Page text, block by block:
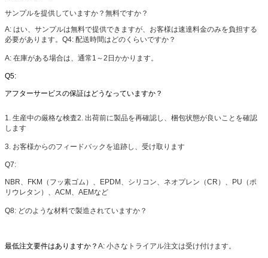
サンプルを提供していますか？無料ですか？
A: はい、サンプルは無料で提供できますが、お客様は速達料金のみを負担する
必要があります。 Q4: 配送時間はどのくらいですか？
A: 在庫がある場合は、通常1～2日かかります。
Q5:
アフターサービスの保証はどうなっていますか？
1. 生産中の厳格な検査2. 出荷前に製品を再確認し、梱包状態が良いことを確認
します
3. お客様からのフィードバックを追跡し、受け取ります
Q7:
NBR、FKM（フッ素ゴム）、EPDM、シリコン、ネオプレン（CR）、PU（ポ
リウレタン）、ACM、AEMなど
Q8: どのような材料で製造されていますか？
最低注文要件はありますか？ A: 小さなトライアル注文は受け付けます。